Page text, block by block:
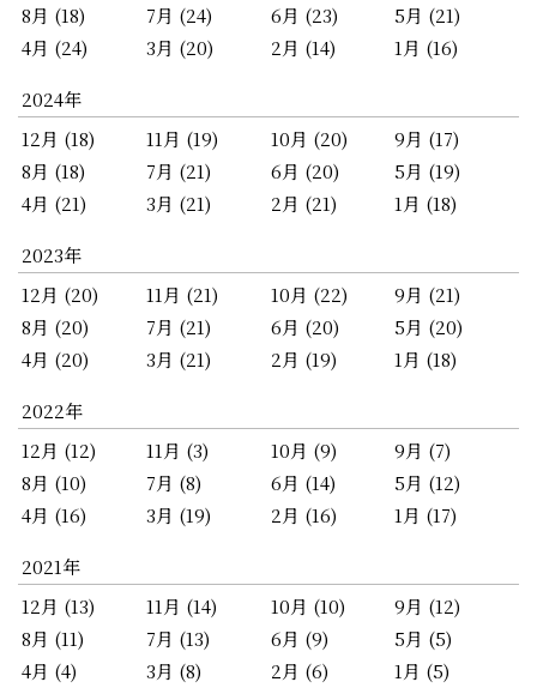
8月 (18)
7月 (24) 6月 (23)
5月 (21)
4月 (24)
3月 (20) 2月 (14) 1月 (16)
2024年
12月 (18)
11月 (19) 10月 (20)
9月 (17)
8月 (18)
7月 (21) 6月 (20)
5月 (19)
4月 (21)
3月 (21) 2月 (21) 1月 (18)
2023年
12月 (20)
11月 (21) 10月 (22)
9月 (21)
8月 (20)
7月 (21) 6月 (20)
5月 (20)
4月 (20)
3月 (21) 2月 (19) 1月 (18)
2022年
12月 (12)
11月 (3) 10月 (9)
9月 (7)
8月 (10)
7月 (8) 6月 (14)
5月 (12)
4月 (16)
3月 (19) 2月 (16) 1月 (17)
2021年
12月 (13)
11月 (14) 10月 (10)
9月 (12)
8月 (11)
7月 (13) 6月 (9)
5月 (5)
4月 (4)
3月 (8) 2月 (6) 1月 (5)